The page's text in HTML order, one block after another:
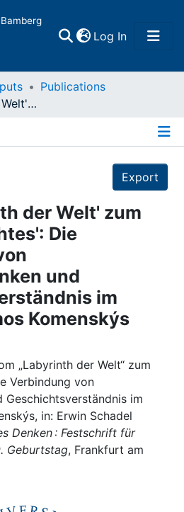
Log In(current)
Publications
Vom 'Labyrinth der Welt' zum 'Weg des Lichtes': Die Verbindung von Ganzheitsdenken und Geschichtsverständnis im Werk Jan Amos Komenskýs
Export
der Welt' zum
Die
und
im
Komenskýs
„Labyrinth der Welt“ zum
Verbindung von
Geschichtsverständnis im
in: Erwin Schadel
Denken : Festschrift für
Geburtstag, Frankfurt am